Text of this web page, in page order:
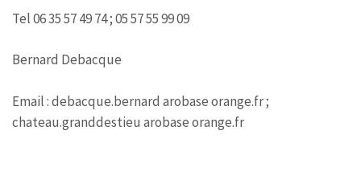
Tel 06 35 57 49 74 ; 05 57 55 99 09
Bernard Debacque
Email : debacque.bernard arobase orange.fr ;
chateau.granddestieu arobase orange.fr